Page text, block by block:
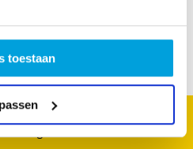
toestaan